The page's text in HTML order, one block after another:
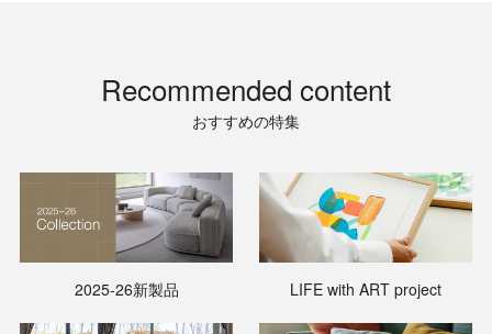
Recommended content
おすすめの特集
2025-26新製品 LIFE with ART project